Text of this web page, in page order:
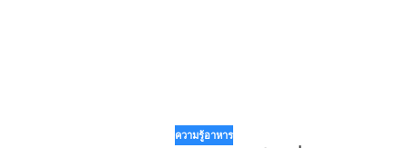
ความรู้อาหาร